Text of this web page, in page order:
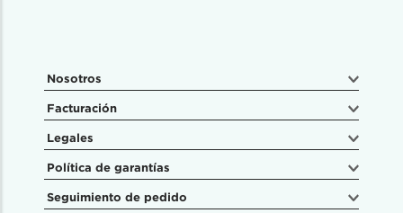
Nosotros
Facturación
Legales
Política de garantías
Seguimiento de pedido